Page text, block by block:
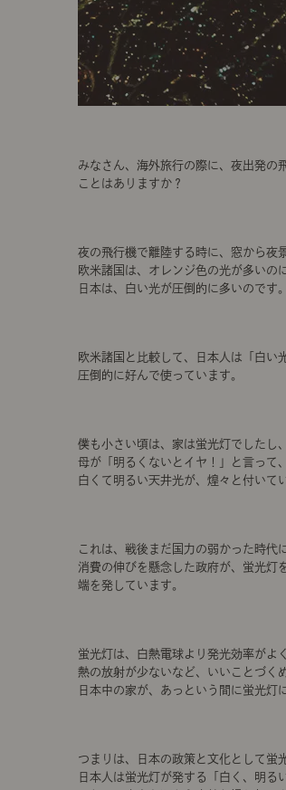
みなさん、海外旅行の際に、夜出発の
ことはありますか？
夜の飛行機で離陸する時に、窓から夜
欧米諸国は、オレンジ色の光が多いの
日本は、白い光が圧倒的に多いのです。
欧米諸国と比較して、日本人は「白い
圧倒的に好んで使っています。
僕も小さい頃は、家は蛍光灯でしたし
母が「明るくないとイヤ！」と言って
白くて明るい天井光が、煌々と付いて
これは、戦後まだ国力の弱かった時代
消費の伸びを懸念した政府が、蛍光灯
端を発しています。
蛍光灯は、白熱電球より発光効率がよ
熱の放射が少ないなど、いいことづく
日本中の家が、あっという間に蛍光灯
つまりは、日本の政策と文化として蛍
日本人は蛍光灯が発する「白く、明る